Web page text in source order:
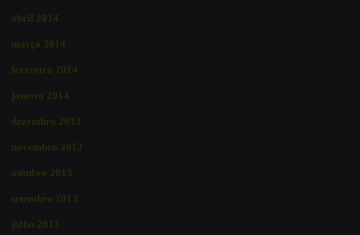
abril 2014
março 2014
fevereiro 2014
janeiro 2014
dezembro 2013
novembro 2013
outubro 2013
setembro 2013
julho 2013